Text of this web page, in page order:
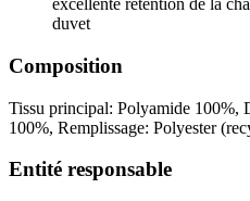
excellente rétention de la
duvet
Composition
Tissu principal: Polyamide 100%,
100%, Remplissage: Polyester
Entité responsable